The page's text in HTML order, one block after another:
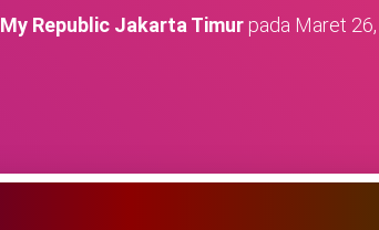
My Republic Jakarta Timurpada Maret